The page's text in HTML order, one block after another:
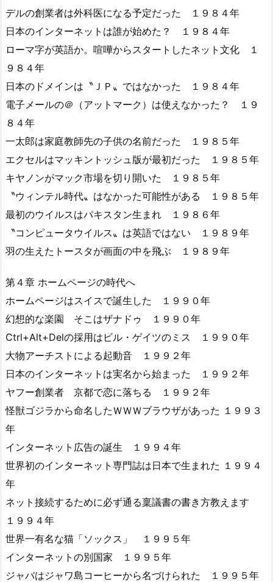
デルの創業者は外科医になる予定だった １９８４年
日本のインターネットは誰が始めた？ １９８４年
ローマ字が英語か。喧嘩からスタートしたネット文化 １
９８４年
日本のドメインは〝ＪＰ〟ではなかった １９８４年
電子メールの＠（アットマーク）は使えなかった？ １９
８４年
一太郎は家庭教師先の子供の名前だった １９８５年
エクセルはマッキントッシュ版が最初だった １９８５年
キヤノンがマック市場を切り開いた １９８５年
〝ウィンテル時代〟はなかった可能性がある １９８５年
最初のウイルスはパキスタン生まれ １９８６年
〝コンピュータウイルス〟は英語ではない １９８９年
羽の生えたトースタが画面の中を飛ぶ １９８９年
第４章 ホームページの時代へ
ホームページはスイスで誕生した １９９０年
幻想的な楽園 そこはザナドゥ １９９０年
Ctrl+Alt+Delの採用はビル・ゲイツのミス １９９０年
大物アーチストによる起動音 １９９２年
日本のインターネットは実名から始まった １９９２年
ヤフー創業者 京都で恋に落ちる １９９２年
怪獣ゴジラから命名したＷＷＷブラウザがあった １９９３
年
インターネット広告の誕生 １９９４年
世界初のインターネット専門誌は日本で生まれた １９９４
年
ネット接続するために必ず通る稟議書の書き方教えます
１９９４年
世界一有名な猫「ソックス」 １９９５年
インターネットの別国家 １９９５年
ジャバはジャワ島コーヒーから名づけられた １９９５年